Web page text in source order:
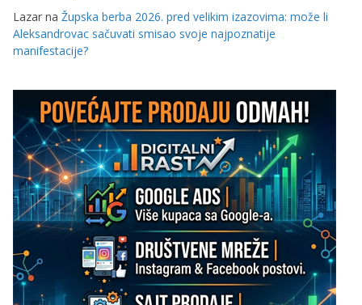
Lazar na Župska berba 2026. pred velikim izazovima: može li
Aleksandrovac sačuvati smisao svoje najpoznatije
manifestacije?